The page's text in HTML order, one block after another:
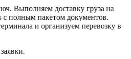
Выполняем доставку груза на
полным пакетом документов.
и организуем перевозку в